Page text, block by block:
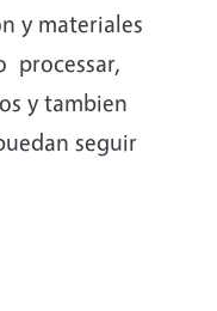
y materiales
processar,
y tambien
seguir